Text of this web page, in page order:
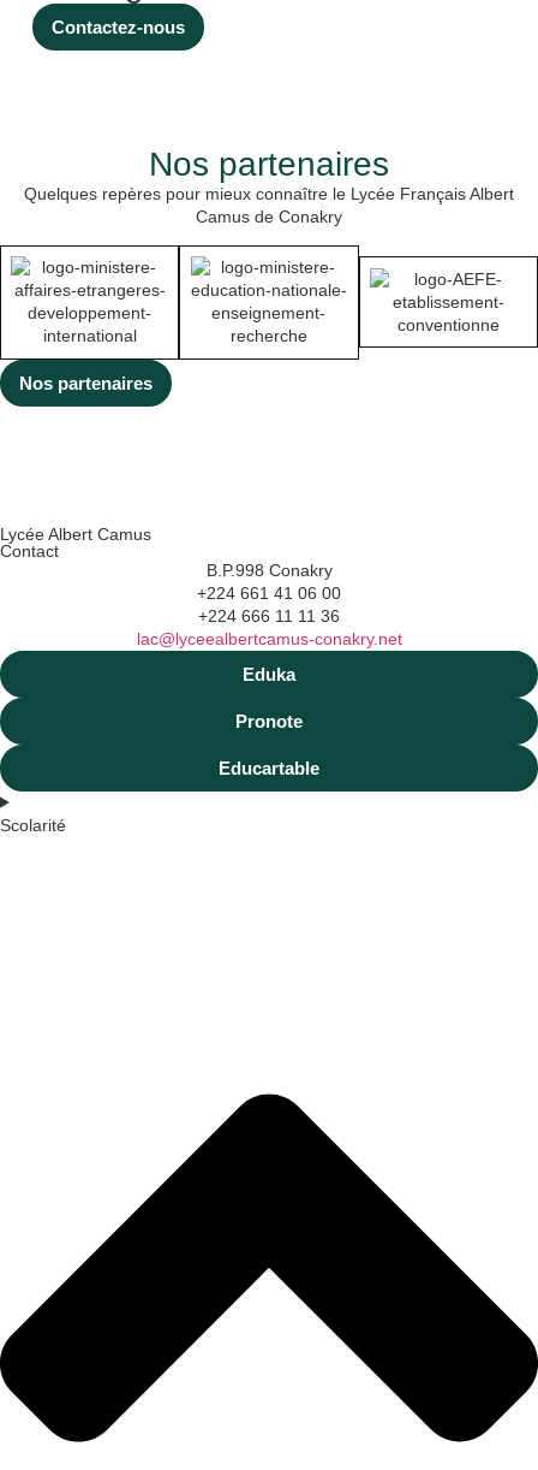
sein pour soutenir cet
évènement planétaire.
RINGUEDE, professeur
de SVT, plusieurs
cœurs ont été réalisés
Contactez-nous
Nos partenaires
Quelques repères pour mieux connaître le Lycée Français Albert
Camus de Conakry
Nos partenaires
Lycée Albert Camus
Contact
B.P.998 Conakry
+224 661 41 06 00
+224 666 11 11 36
lac@lyceealbertcamus-conakry.net
Eduka
Pronote
Educartable
Scolarité